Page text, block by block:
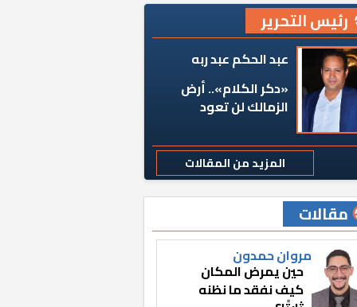
رئيس التحرير
عبد الحكم عبد ربه
«دكر الكلام».. أرض
الزمالك لن تعود
المزيد من المقالات
مقالات
مروان حمدون
حين يمرض المكان
كيف نفقد ما نظنه